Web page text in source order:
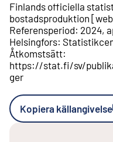
Finlands officiella
bostadsproduktion [
Referensperiod: 2024,
Helsingfors:
Åtkomstsätt:
https://stat.fi/sv/
ger
Kopiera källangivelse